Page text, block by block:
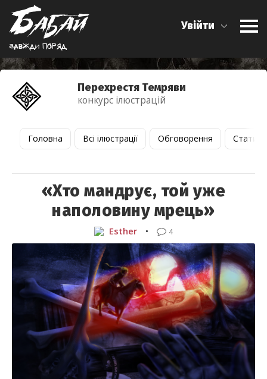
Завжди поряд
Увійти
Перехрестя Темряви
конкурс ілюстрацій
Головна Всі ілюстрації Обговорення
«Хто мандрує, той уже
наполовину мрець»
Esther • 4